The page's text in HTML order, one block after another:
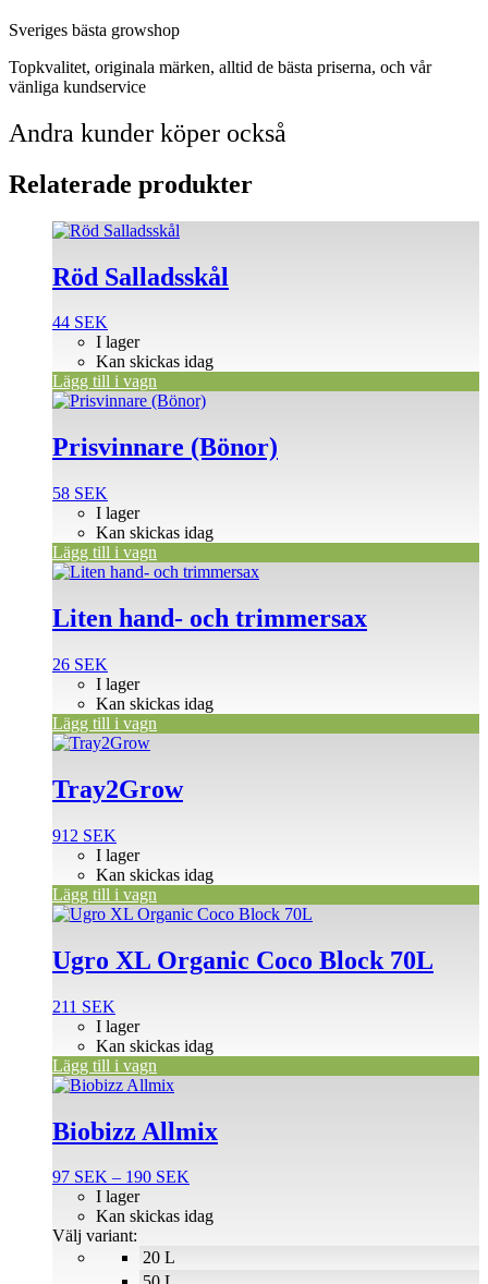
Sveriges bästa growshop
Topkvalitet, originala märken, alltid de bästa priserna, och vår
vänliga kundservice
Andra kunder köper också
Relaterade produkter
Röd Salladsskål
44 SEK
I lager
Kan skickas idag
Lägg till i vagn
Prisvinnare (Bönor)
58 SEK
I lager
Kan skickas idag
Lägg till i vagn
Liten hand- och trimmersax
26 SEK
I lager
Kan skickas idag
Lägg till i vagn
Tray2Grow
912 SEK
I lager
Kan skickas idag
Lägg till i vagn
Ugro XL Organic Coco Block 70L
211 SEK
I lager
Kan skickas idag
Lägg till i vagn
Biobizz Allmix
97 SEK – 190 SEK
till
20 L
I lager
Kan skickas idag
Välj variant:
Den
produkten
har
varianter.
olika
alternativen